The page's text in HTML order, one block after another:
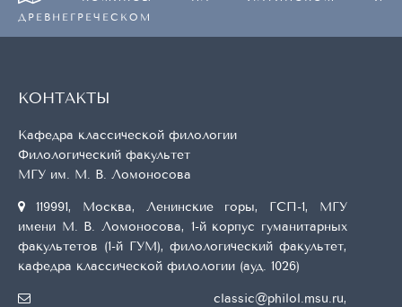
ДРЕВНЕГРЕЧЕСКОМ
КОНТАКТЫ
Кафедра классической филологии
Филологический факультет
МГУ им. М. В. Ломоносова
119991, Москва, Ленинские горы, ГСП-1, МГУ
имени М. В. Ломоносова, 1-й корпус гуманитарных
факультетов (1-й ГУМ), филологический факультет,
кафедра классической филологии (ауд. 1026)
classic@philol.msu.ru,